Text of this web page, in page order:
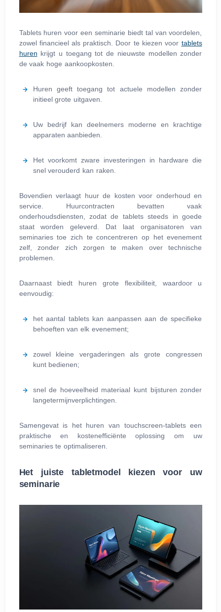
Tablets huren voor een seminarie biedt tal van voordelen,
zowel financieel als praktisch. Door te kiezen voor tablets
huren krijgt u toegang tot de nieuwste modellen zonder
de vaak hoge aankoopkosten.
Huren geeft toegang tot actuele modellen zonder
initieel grote uitgaven.
Uw bedrijf kan deelnemers moderne en krachtige
apparaten aanbieden.
Het voorkomt zware investeringen in hardware die
snel verouderd kan raken.
Bovendien verlaagt huur de kosten voor onderhoud en
service. Huurcontracten bevatten vaak
onderhoudsdiensten, zodat de tablets steeds in goede
staat worden geleverd. Dat laat organisatoren van
seminaries toe zich te concentreren op het evenement
zelf, zonder zich zorgen te maken over technische
problemen.
Daarnaast biedt huren grote flexibiliteit, waardoor u
eenvoudig:
het aantal tablets kan aanpassen aan de specifieke
behoeften van elk evenement;
zowel kleine vergaderingen als grote congressen
kunt bedienen;
snel de hoeveelheid materiaal kunt bijsturen zonder
langetermijnverplichtingen.
Samengevat is het huren van touchscreen-tablets een
praktische en kostenefficiënte oplossing om uw
seminaries te optimaliseren.
Het juiste tabletmodel kiezen voor uw
seminarie